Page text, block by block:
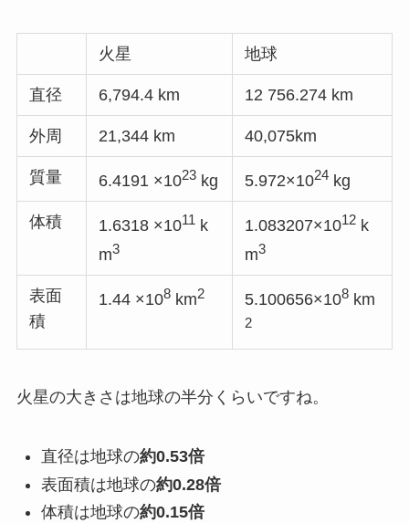
火星 地球
直径 6,794.4 km 12 756.274 km
外周 21,344 km 40,075km
質量 6.4191 ×1023 kg 5.972×1024 kg
体積 1.6318 ×1011 k
m3
1.083207×1012 k
m3
表面
積
1.44 ×108 km2 5.100656×108 km
2
火星の大きさは地球の半分くらいですね。
直径は地球の約0.53倍
表面積は地球の約0.28倍
体積は地球の約0.15倍